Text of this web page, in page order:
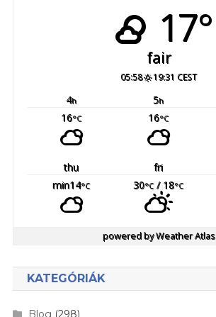
17°
fair
05:58 19:31 CEST
4h 5h
16°C 16°C
thu fri
min14°C 30°C/ 18°C
powered byWeather Atlas
KATEGÓRIÁK
Blog (298)